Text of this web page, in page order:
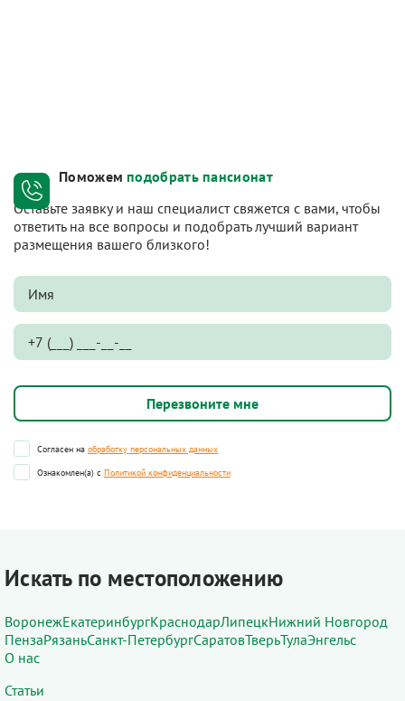
Поможем подобрать пансионат
Оставьте заявку и наш специалист свяжется с вами, чтобы
ответить на все вопросы и подобрать лучший вариант
размещения вашего близкого!
Согласен на обработку персональных данных
Ознакомлен(а) с Политикой конфиденциальности
Искать по местоположению
ВоронежЕкатеринбургКраснодарЛипецкНижний Новгород
ПензаРязаньСанкт-ПетербургСаратовТверьТулаЭнгельс
О нас
Статьи